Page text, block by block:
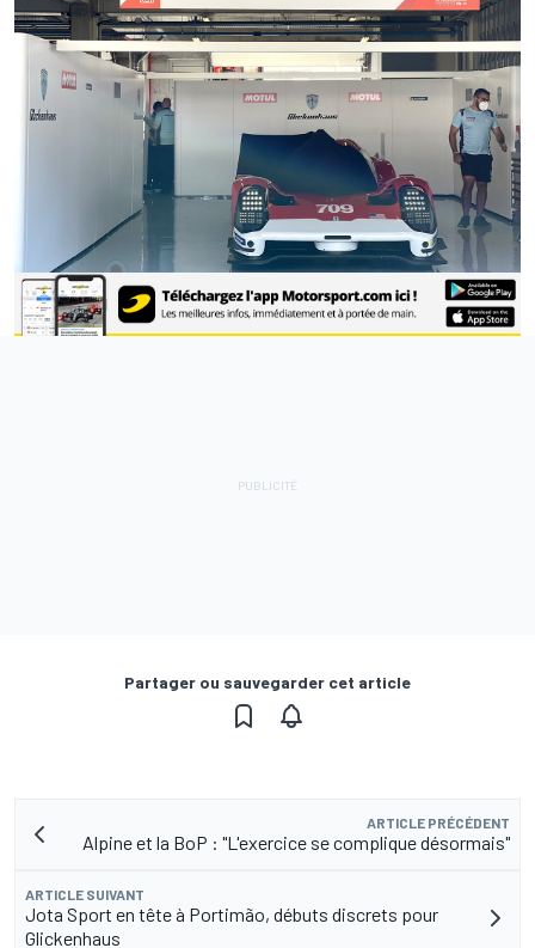
Partager ou sauvegarder cet article
ARTICLE PRÉCÉDENT
Alpine et la BoP : "L'exercice se complique désormais"
ARTICLE SUIVANT
Jota Sport en tête à Portimão, débuts discrets pour
Glickenhaus